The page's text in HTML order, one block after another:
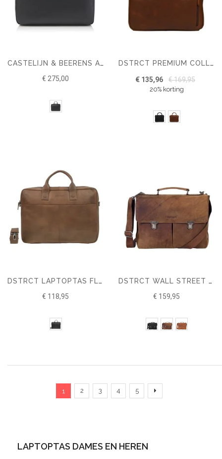
CASTELIJN & BEERENS ALPHA LAPTOPTAS 15.6'' RFID
€ 275,00
DSTRCT PREMIUM COLLECTION LAPTOPBAG 14"
€ 135,96 € 169,95
20% korting
DSTRCT LAPTOPTAS FLETCHER STREET 17"
€ 118,95
DSTRCT WALL STREET WORKINGBAG 15,6"
€ 159,95
Pagina
U lees momenteel pagina
1
Pagina
2
Pagina
3
Pagina
4
Pagina
5
Pagina
Verder
LAPTOPTAS DAMES EN HEREN